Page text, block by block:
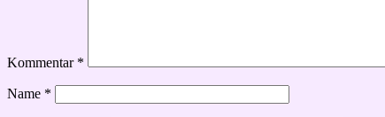
Kommentar *
Name *